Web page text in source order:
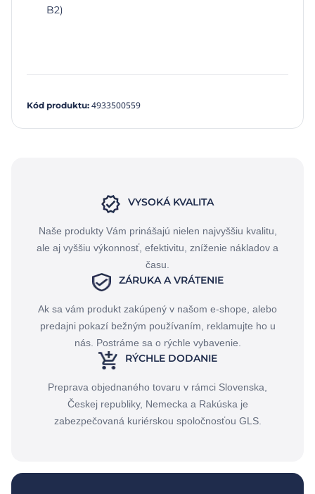
B2)
Kód produktu: 4933500559
VYSOKÁ KVALITA
Naše produkty Vám prinášajú nielen najvyššiu kvalitu,
ale aj vyššiu výkonnosť, efektivitu, zníženie nákladov a
času.
ZÁRUKA A VRÁTENIE
Ak sa vám produkt zakúpený v našom e-shope, alebo
predajni pokazí bežným používaním, reklamujte ho u
nás. Postráme sa o rýchle vybavenie.
RÝCHLE DODANIE
Preprava objednaného tovaru v rámci Slovenska,
Českej republiky, Nemecka a Rakúska je
zabezpečovaná kuriérskou spoločnosťou GLS.